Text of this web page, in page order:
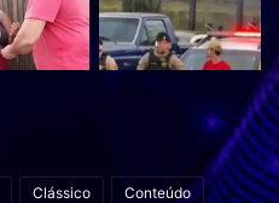
Clássico Conteúdo